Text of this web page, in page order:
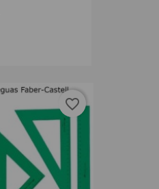
favorite_border